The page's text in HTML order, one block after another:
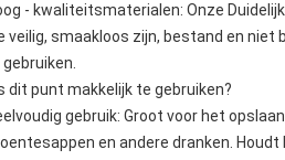
- kwaliteitsmaterialen: Onze
veilig, smaakloos zijn, bestand en niet
dit punt makkelijk te gebruiken?
gebruik: Groot voor het
en andere dranken.